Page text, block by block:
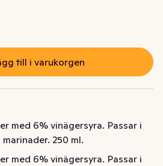
kr
till i varukorgen
med 6% vinägersyra. Passar i
250 ml.
med 6% vinägersyra. Passar i